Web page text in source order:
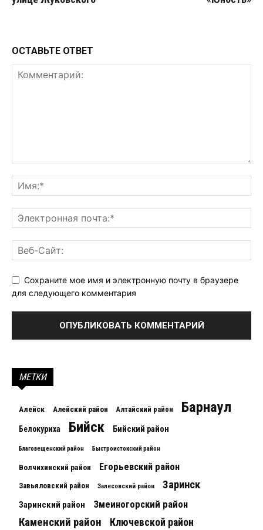
ОСТАВЬТЕ ОТВЕТ
Сохраните мое имя и электронную почту в браузере
для следующего комментария
МЕТКИ
Алейск Алейский район Алтайский район Барнаул
Белокуриха Бийск Бийский район
Благовещенский район Быстроистокский район
Волчихинский район Егорьевский район
Завьяловский район Залесовский район Заринск
Заринский район Змеиногорский район
Каменский район Ключевской район